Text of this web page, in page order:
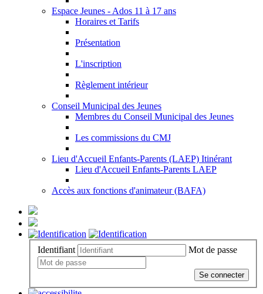
Espace Jeunes - Ados 11 à 17 ans
Horaires et Tarifs
Présentation
L'inscription
Règlement intérieur
Conseil Municipal des Jeunes
Membres du Conseil Municipal des Jeunes
Les commissions du CMJ
Lieu d'Accueil Enfants-Parents (LAEP) Itinérant
Lieu d'Accueil Enfants-Parents LAEP
Accès aux fonctions d'animateur (BAFA)
Identifiant Mot de passe
Se connecter